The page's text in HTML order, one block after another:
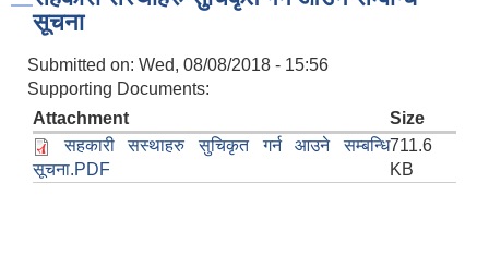
सूचना
Submitted on: Wed, 08/08/2018 - 15:56
Supporting Documents:
Attachment
Size
सहकारी सस्थाहरु सुचिकृत गर्न आउने सम्बन्धि
सूचना.PDF
711.6
KB